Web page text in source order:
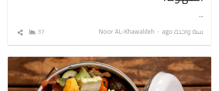
…
سنة واحدة ago
Author
Noor AL-Khawaldeh
37
شارك